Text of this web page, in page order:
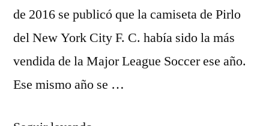
de 2016 se publicó que la camiseta de Pirlo
del New York City F. C. había sido la más
vendida de la Major League Soccer ese año.
Ese mismo año se …